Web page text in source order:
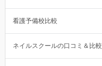
看護予備校比較
ネイルスクールの口コミ＆比較